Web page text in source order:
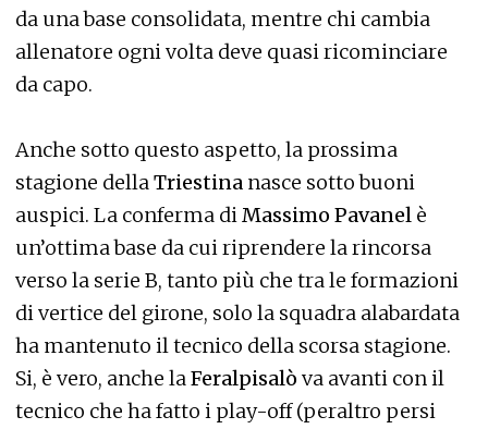
da una base consolidata, mentre chi cambia
allenatore ogni volta deve quasi ricominciare
da capo.
Anche sotto questo aspetto, la prossima
stagione dellaTriestina nasce sotto buoni
auspici. La conferma diMassimo Pavanel è
un’ottima base da cui riprendere la rincorsa
verso la serie B, tanto più che tra le formazioni
di vertice del girone, solo la squadra alabardata
ha mantenuto il tecnico della scorsa stagione.
Si, è vero, anche laFeralpisalò va avanti con il
tecnico che ha fatto i play-off (peraltro persi